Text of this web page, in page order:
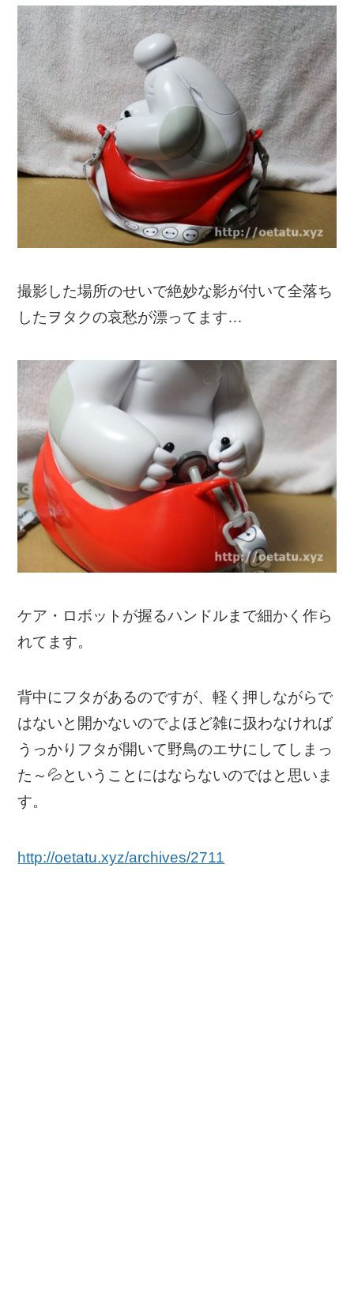
撮影した場所のせいで絶妙な影が付いて全落ち
したヲタクの哀愁が漂ってます…
ケア・ロボットが握るハンドルまで細かく作ら
れてます。
背中にフタがあるのですが、軽く押しながらで
はないと開かないのでよほど雑に扱わなければ
うっかりフタが開いて野鳥のエサにしてしまっ
た～💦ということにはならないのではと思いま
す。
http://oetatu.xyz/archives/2711